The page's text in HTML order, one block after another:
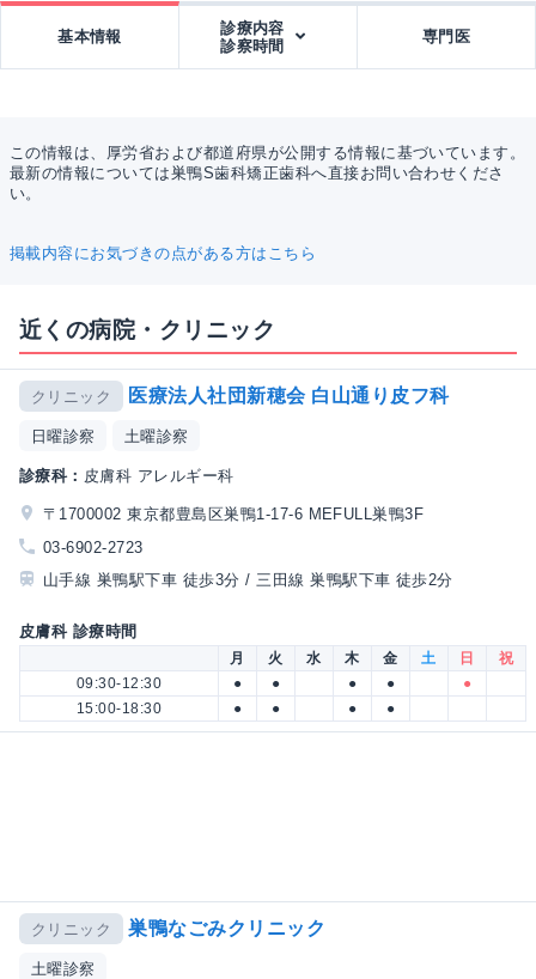
基本情報
診療内容
診察時間
専門医
この情報は、厚労省および都道府県が公開する情報に基づいています。
最新の情報については巣鴨S歯科矯正歯科へ直接お問い合わせくださ
い。
掲載内容にお気づきの点がある方はこちら
近くの病院・クリニック
クリニック 医療法人社団新穂会 白山通り皮フ科
日曜診察 土曜診察
診療科： 皮膚科 アレルギー科
〒1700002 東京都豊島区巣鴨1-17-6 MEFULL巣鴨3F
03-6902-2723
山手線 巣鴨駅下車 徒歩3分 / 三田線 巣鴨駅下車 徒歩2分
皮膚科 診療時間
月 火 水 木 金 土 日
祝
09:30-12:30
● ● ● ●
●
15:00-18:30
● ● ● ●
クリニック 巣鴨なごみクリニック
土曜診察